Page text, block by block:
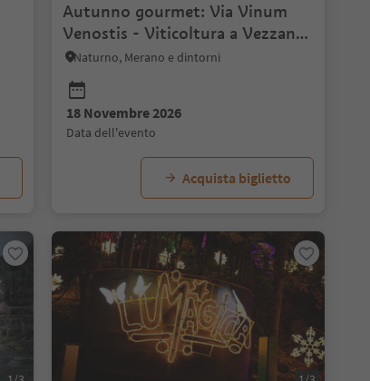
Autunno gourmet: Via Vinum
Venostis - Viticoltura a Vezzano:
Tenuta Befehlho
Naturno, Merano e dintorni
18 Novembre 2026
data dell'evento
Acquista biglietto